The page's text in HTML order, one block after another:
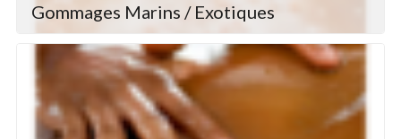
Gommages Marins / Exotiques